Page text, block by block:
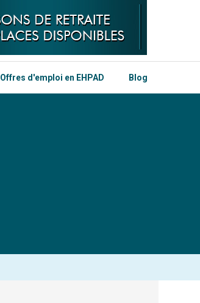
Offres d'emploi en EHPAD Blog